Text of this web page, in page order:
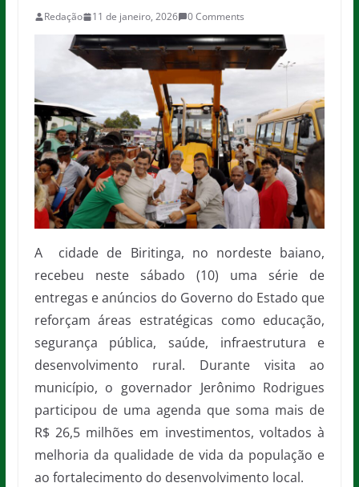
Redação 11 de janeiro, 2026 0 Comments
A cidade de Biritinga, no nordeste baiano,
recebeu neste sábado (10) uma série de
entregas e anúncios do Governo do Estado que
reforçam áreas estratégicas como educação,
segurança pública, saúde, infraestrutura e
desenvolvimento rural. Durante visita ao
município, o governador Jerônimo Rodrigues
participou de uma agenda que soma mais de
R$ 26,5 milhões em investimentos, voltados à
melhoria da qualidade de vida da população e
ao fortalecimento do desenvolvimento local.